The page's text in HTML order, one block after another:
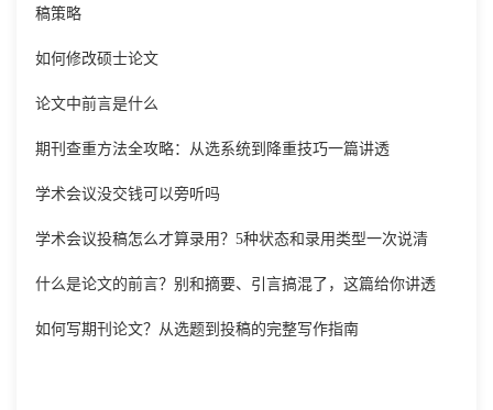
稿策略
如何修改硕士论文
论文中前言是什么
期刊查重方法全攻略：从选系统到降重技巧一篇讲透
学术会议没交钱可以旁听吗
学术会议投稿怎么才算录用？5种状态和录用类型一次说清
什么是论文的前言？别和摘要、引言搞混了，这篇给你讲透
如何写期刊论文？从选题到投稿的完整写作指南